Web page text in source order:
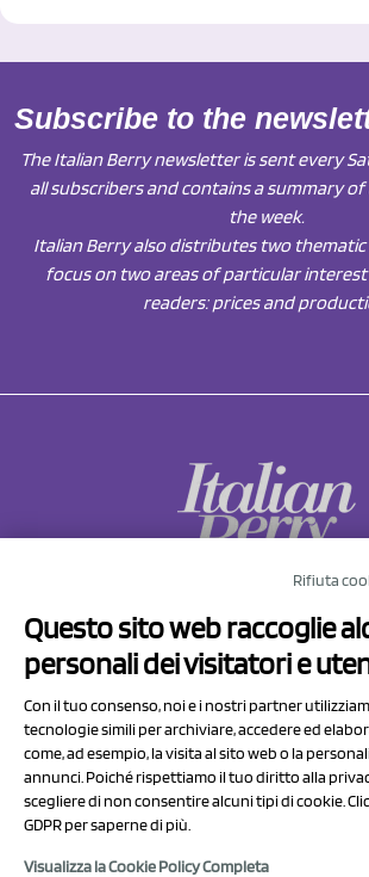
Subscribe to the
The Italian Berry newsletter is sent every
all subscribers and contains a summary
the week.
Italian Berry also distributes two
focus on two areas of particular
readers: prices and
Via Prov.le Sassuolo Vignola
41057 Spilamberto (MO)
P.I/C.F. 01041460369
REA: MO 208553
Capitale sociale Euro 50.000,00
Rifiuta
Questo sito web raccoglie
personali dei visitatori e
Con il tuo consenso, noi e i nostri partner
tecnologie simili per archiviare, accedere ed
come, ad esempio, la visita al sito web o la
annunci. Poiché rispettiamo il tuo diritto alla
scegliere di non consentire alcuni tipi di cookie.
GDPR per saperne di più.
Visualizza la Cookie Policy Completa